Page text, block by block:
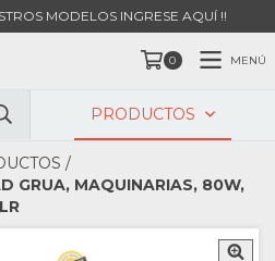
MODELOS INGRESE AQUÍ !!
0 MENÚ
PRODUCTOS
/
GRUA, MAQUINARIAS, 80W,